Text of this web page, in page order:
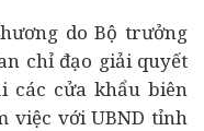
do Bộ trưởng
chỉ đạo giải quyết
các cửa khẩu biên
việc với UBND tỉnh